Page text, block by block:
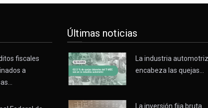
fiscales
a
Últimas noticias
La industria automotriz
encabeza las quejas…
La inversión fija bruta